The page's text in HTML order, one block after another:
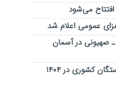
می‌شود
صهیونی در آسمان
مبلغ نهایی حقوق بازنشستگان کشوری در ۱۴۰۴